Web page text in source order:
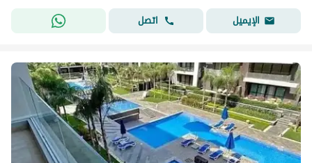
الإيميل
اتصل